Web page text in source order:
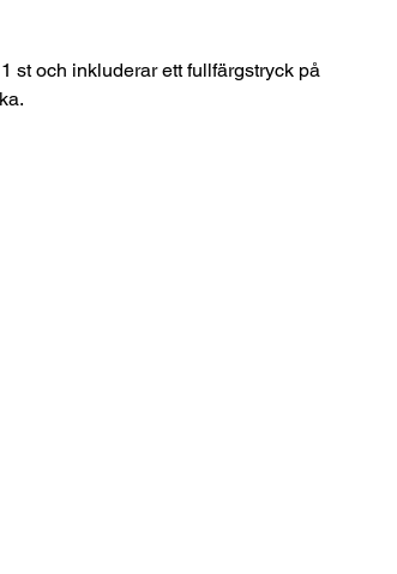
st och inkluderar ett fullfärgstryck på